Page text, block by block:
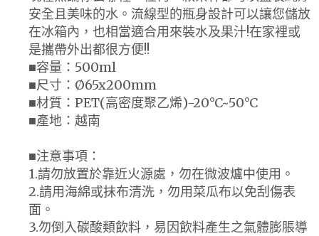
安全且美味的水。流線型的瓶身設計可以讓您儲放
在冰箱內，也相當適合用來裝水及果汁!在家裡或
是攜帶外出都很方便!!
■容量：500ml
■尺寸：Ø65x200mm
■材質：PET(高密度聚乙烯)-20°C~50°C
■產地：越南
■注意事項：
1.請勿放置於靠近火源處，勿在微波爐中使用。
2.請用海綿或抹布清洗，勿用菜瓜布以免刮傷表
面。
3.勿倒入碳酸類飲料，易因飲料產生之氣體膨脹導